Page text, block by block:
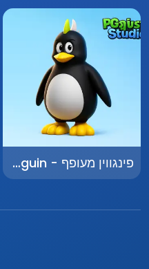
פינגווין מעופף - Flying Penguin